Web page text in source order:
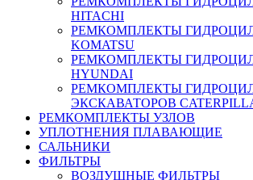
HITACHI
РЕМКОМПЛЕКТЫ
KOMATSU
РЕМКОМПЛЕКТЫ
HYUNDAI
РЕМКОМПЛЕКТЫ
ЭКСКАВАТОРОВ
РЕМКОМПЛЕКТЫ УЗЛОВ
УПЛОТНЕНИЯ ПЛАВАЮЩИЕ
САЛЬНИКИ
ФИЛЬТРЫ
ВОЗДУШНЫЕ ФИЛЬТРЫ